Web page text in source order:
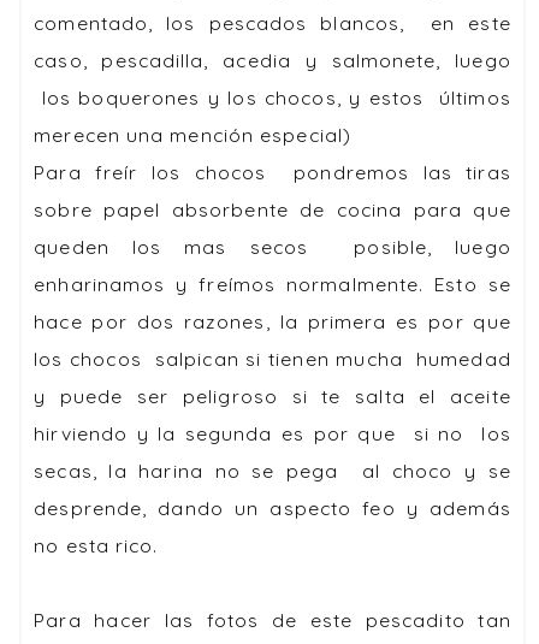
comentado, los pescados blancos, en este
caso, pescadilla, acedia y salmonete, luego
los boquerones y los chocos, y estos últimos
merecen una mención especial)
Para freír los chocos pondremos las tiras
sobre papel absorbente de cocina para que
queden los mas secos posible, luego
enharinamos y freímos normalmente. Esto se
hace por dos razones, la primera es por que
los chocos salpican si tienen mucha humedad
y puede ser peligroso si te salta el aceite
hirviendo y la segunda es por que si no los
secas, la harina no se pega al choco y se
desprende, dando un aspecto feo y además
no esta rico.
Para hacer las fotos de este pescadito tan